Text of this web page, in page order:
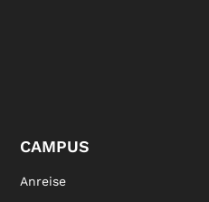
CAMPUS
Anreise